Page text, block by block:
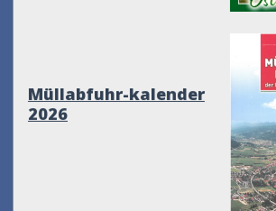
Müllabfuhr-kalender
2026